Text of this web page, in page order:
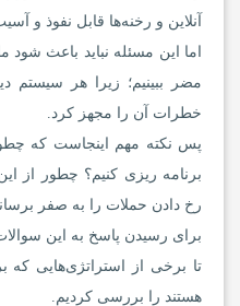
آنلاین و رخنه‌ها قابل نفوذ و
اما این مسئله نباید باعث
مضر ببینیم؛ زیرا هر سیستم
خطرات آن را مجهز کرد.
پس نکته مهم اینجاست که
برنامه ریزی کنیم؟ چطور از
رخ دادن حملات را به صفر
برای رسیدن پاسخ به این سوالات
تا برخی از استراتژی‌هایی
هستند را بررسی کردیم.